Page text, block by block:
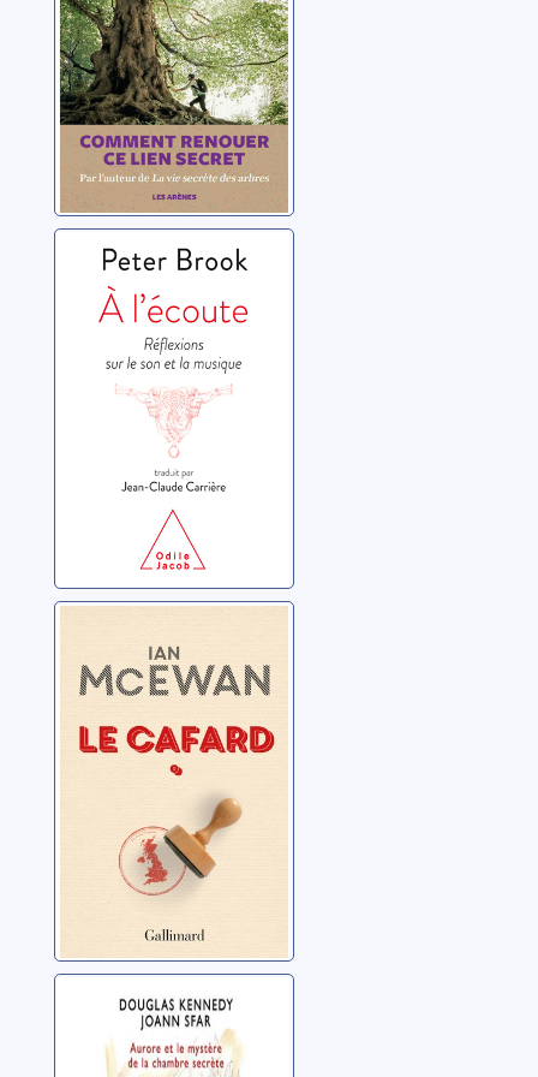
A l'écoute:
réflexions sur le
son et la
musique
Brook, Peter
McEwan, Ian
Aurore et le
mystère de la
chambre secrète